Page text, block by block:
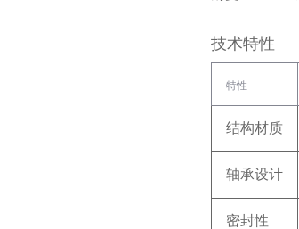
技术特性
特性
结构材质
轴承设计
密封性